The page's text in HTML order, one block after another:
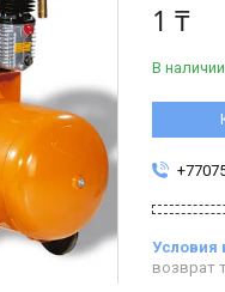
1 ₸
В наличии
возврат